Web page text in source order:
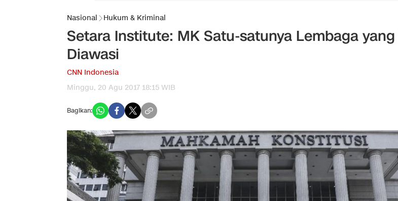
Nasional Hukum & Kriminal
Setara Institute: MK Satu-satunya Lembaga yang
Diawasi
CNN Indonesia
Minggu, 20 Agu 2017 18:15 WIB
Bagikan: